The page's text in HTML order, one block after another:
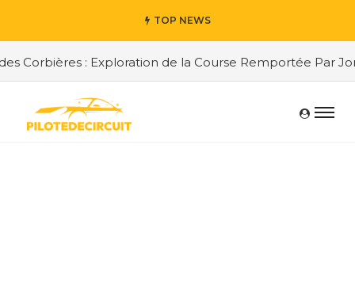
TOP NEWS
: Exploration de la Course Remportée Par